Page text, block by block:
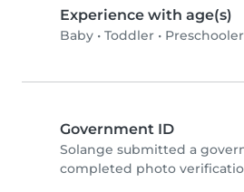
Experience with age(s)
Baby • Toddler • Preschooler
Government ID
Solange submitted a
completed photo